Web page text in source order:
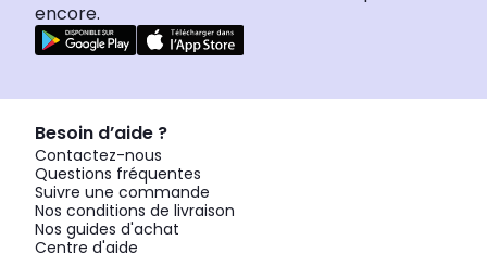
encore.
Besoin d’aide ?
Contactez-nous
Questions fréquentes
Suivre une commande
Nos conditions de livraison
Nos guides d'achat
Centre d'aide